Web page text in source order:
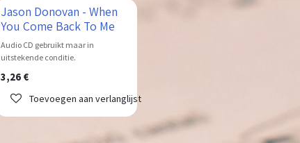
Jason Donovan - When
You Come Back To Me
Audio CD gebruikt maar in
uitstekende conditie.
3,26 €
Toevoegen aan verlanglijst